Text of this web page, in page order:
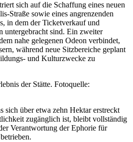
sich auf die Schaffung eines neuen
Straße sowie eines angrenzenden
in dem der Ticketverkauf und
untergebracht sind. Ein zweiter
nahe gelegenen Odeon verbindet,
während neue Sitzbereiche geplant
und Kulturzwecke zu
sich über etwa zehn Hektar erstreckt
zugänglich ist, bleibt vollständig
Verantwortung der Ephorie für